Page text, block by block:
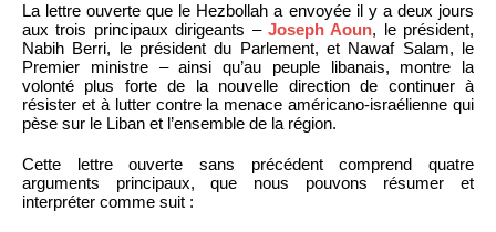
La lettre ouverte que le Hezbollah a envoyée il y a deux jours
aux trois principaux dirigeants – Joseph Aoun, le président,
Nabih Berri, le président du Parlement, et Nawaf Salam, le
Premier ministre – ainsi qu’au peuple libanais, montre la
volonté plus forte de la nouvelle direction de continuer à
résister et à lutter contre la menace américano-israélienne qui
pèse sur le Liban et l’ensemble de la région.
Cette lettre ouverte sans précédent comprend quatre
arguments principaux, que nous pouvons résumer et
interpréter comme suit :